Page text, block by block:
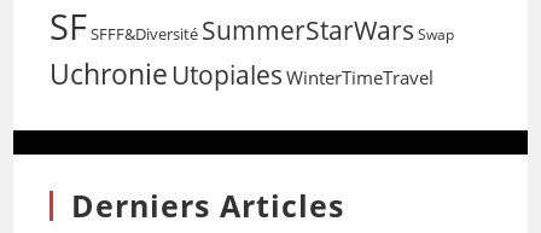
SFSFFF&Diversité SummerStarWars Swap
Uchronie Utopiales WinterTimeTravel
Derniers Articles